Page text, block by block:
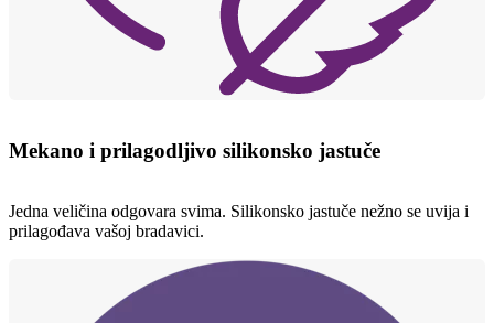
Mekano i prilagodljivo silikonsko jastuče
Jedna veličina odgovara svima. Silikonsko jastuče nežno se uvija i
prilagođava vašoj bradavici.